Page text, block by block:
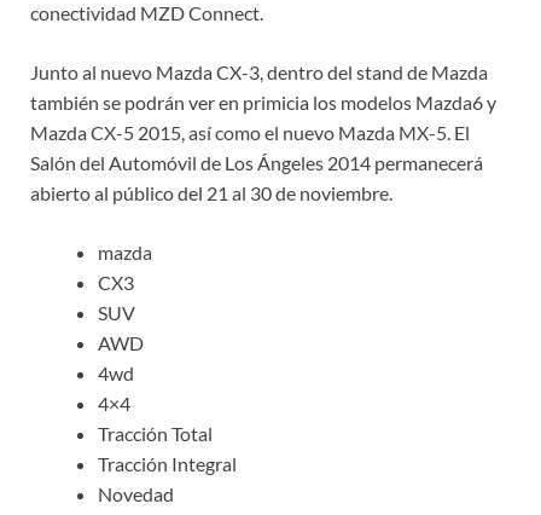
conectividad MZD Connect.
Junto al nuevo Mazda CX-3, dentro del stand de Mazda
también se podrán ver en primicia los modelos Mazda6 y
Mazda CX-5 2015, así como el nuevo Mazda MX-5. El
Salón del Automóvil de Los Ángeles 2014 permanecerá
abierto al público del 21 al 30 de noviembre.
mazda
CX3
SUV
AWD
4wd
4×4
Tracción Total
Tracción Integral
Novedad